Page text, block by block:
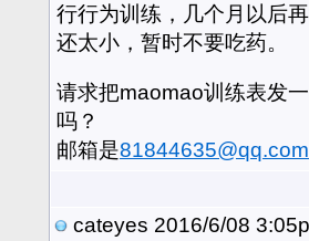
行行为训练，几个月以后
还太小，暂时不要吃药。
请求把maomao训练表发
吗？
邮箱是81844635@qq.com
cateyes 2016/6/08